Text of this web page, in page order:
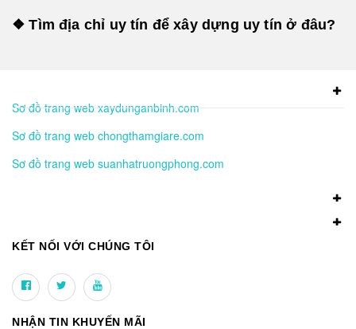
❖ Tìm địa chỉ uy tín để xây dựng uy tín ở đâu?
Sơ đồ trang web xaydunganbinh.com
Sơ đồ trang web chongthamgiare.com
Sơ đồ trang web suanhatruongphong.com
KẾT NỐI VỚI CHÚNG TÔI
NHẬN TIN KHUYẾN MÃI